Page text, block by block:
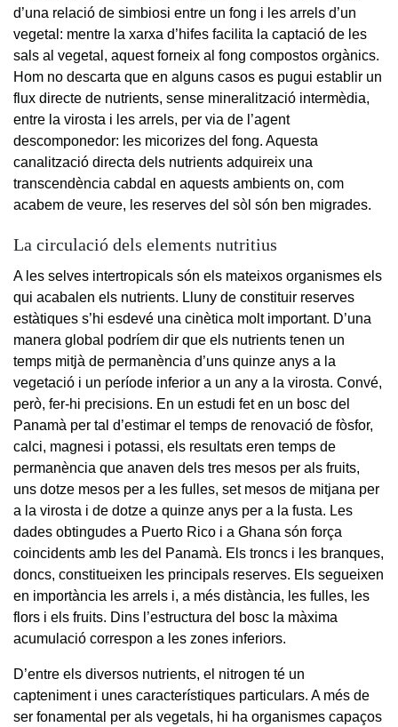
d’una relació de simbiosi entre un fong i les arrels d’un
vegetal: mentre la xarxa d’hifes facilita la captació de les
sals al vegetal, aquest forneix al fong compostos orgànics.
Hom no descarta que en alguns casos es pugui establir un
flux directe de nutrients, sense mineralització intermèdia,
entre la virosta i les arrels, per via de l’agent
descomponedor: les micorizes del fong. Aquesta
canalització directa dels nutrients adquireix una
transcendència cabdal en aquests ambients on, com
acabem de veure, les reserves del sòl són ben migrades.
La circulació dels elements nutritius
A les selves intertropicals són els mateixos organismes els
qui acabalen els nutrients. Lluny de constituir reserves
estàtiques s’hi esdevé una cinètica molt important. D’una
manera global podríem dir que els nutrients tenen un
temps mitjà de permanència d’uns quinze anys a la
vegetació i un període inferior a un any a la virosta. Convé,
però, fer-hi precisions. En un estudi fet en un bosc del
Panamà per tal d’estimar el temps de renovació de fòsfor,
calci, magnesi i potassi, els resultats eren temps de
permanència que anaven dels tres mesos per als fruits,
uns dotze mesos per a les fulles, set mesos de mitjana per
a la virosta i de dotze a quinze anys per a la fusta. Les
dades obtingudes a Puerto Rico i a Ghana són força
coincidents amb les del Panamà. Els troncs i les branques,
doncs, constitueixen les principals reserves. Els segueixen
en importància les arrels i, a més distància, les fulles, les
flors i els fruits. Dins l’estructura del bosc la màxima
acumulació correspon a les zones inferiors.
D’entre els diversos nutrients, el nitrogen té un
capteniment i unes característiques particulars. A més de
ser fonamental per als vegetals, hi ha organismes capaços